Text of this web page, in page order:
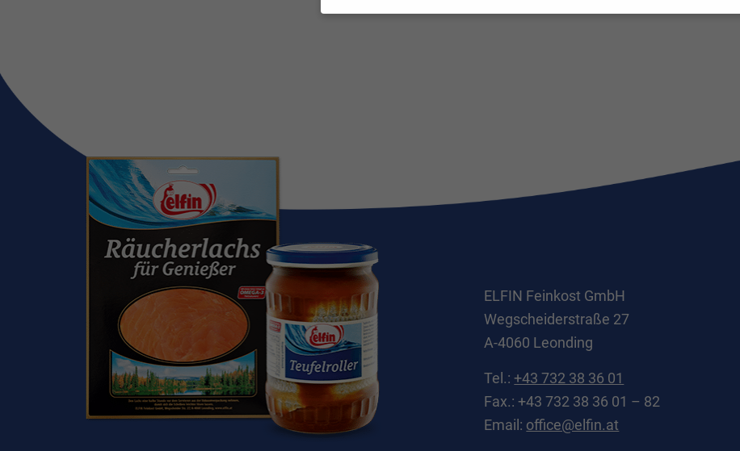
ELFIN Feinkost GmbH
Wegscheiderstraße 27
A-4060 Leonding
Tel.:+43 732 38 36 01
Fax.: +43 732 38 36 01 – 82
Email: office@elfin.at
Datenschutzeinstellungen
Hier finden Sie eine Übersicht über alle verwendeten Cookies. Sie können Ihre
Einwilligung zu ganzen Kategorien geben oder sich weitere Informationen anzeigen
lassen und so nur bestimmte Cookies auswählen.
Datenschutzeinstellungen
Essenziell (1)
Essenzielle Cookies ermöglichen grundlegende Funktionen und sind für die einwandfreie
Funktion der Website erforderlich.
Cookie-Informationen anzeigen
Externe Medien (2)
Inhalte von Videoplattformen und Social-Media-Plattformen werden standardmäßig blockiert.
Wenn Cookies von externen Medien akzeptiert werden, bedarf der Zugriff auf diese Inhalte